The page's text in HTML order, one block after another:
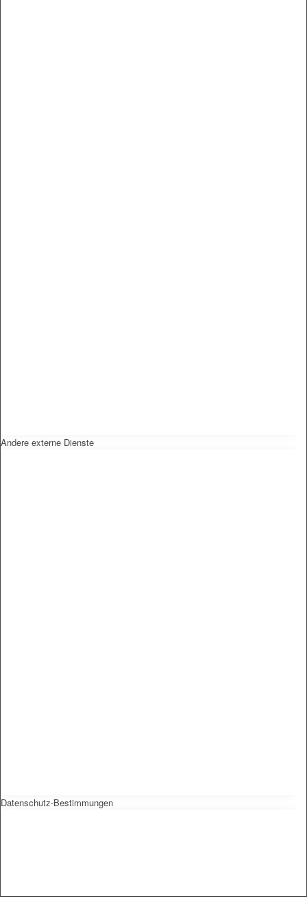
Andere externe Dienste
Datenschutz-Bestimmungen